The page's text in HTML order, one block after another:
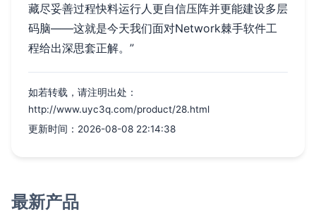
藏尽妥善过程快料运行人更自信压阵并更能建设多层
码脑——这就是今天我们面对Network棘手软件工
程给出深思套正解。”
如若转载，请注明出处：
http://www.uyc3q.com/product/28.html
更新时间：2026-08-08 22:14:38
最新产品